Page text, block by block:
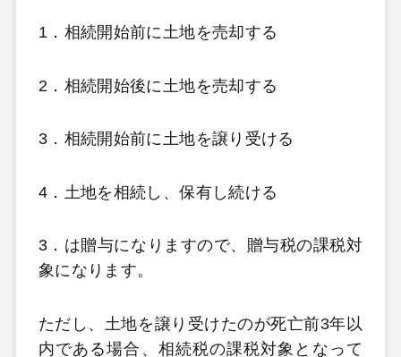
1．相続開始前に土地を売却する
2．相続開始後に土地を売却する
3．相続開始前に土地を譲り受ける
4．土地を相続し、保有し続ける
3．は贈与になりますので、贈与税の課税対
象になります。
ただし、土地を譲り受けたのが死亡前3年以
内である場合、相続税の課税対象となって